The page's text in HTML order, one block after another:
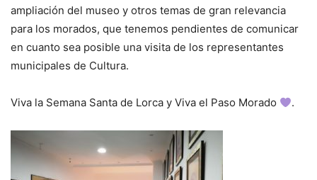
ampliación del museo y otros temas de gran relevancia
para los morados, que tenemos pendientes de comunicar
en cuanto sea posible una visita de los representantes
municipales de Cultura.
Viva la Semana Santa de Lorca y Viva el Paso Morado .